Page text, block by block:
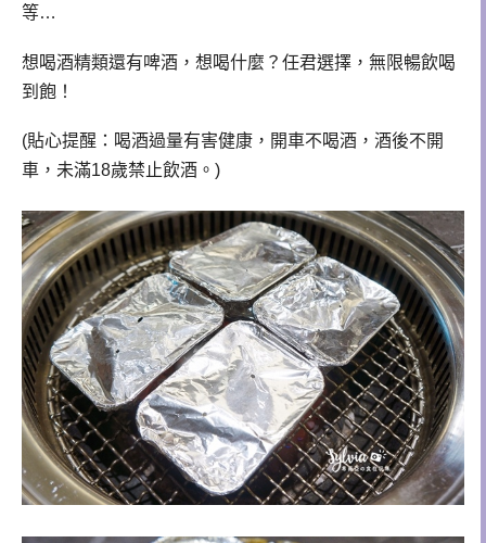
等…
想喝酒精類還有啤酒，想喝什麼？任君選擇，無限暢飲喝
到飽！
(貼心提醒：喝酒過量有害健康，開車不喝酒，酒後不開
車，未滿18歲禁止飲酒。)